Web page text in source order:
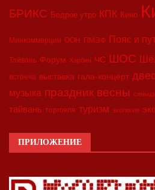
БРИКС Бодрое утро КПК Кино
Минкоммерции ООН ПМЭФ Пояс и
Тайвань Форум Харбин ЧС ШОС
встреча выставка гала-концерт
музыка праздник весны
тайвань торговля туризм экология
ПРИЛОЖЕНИЕ